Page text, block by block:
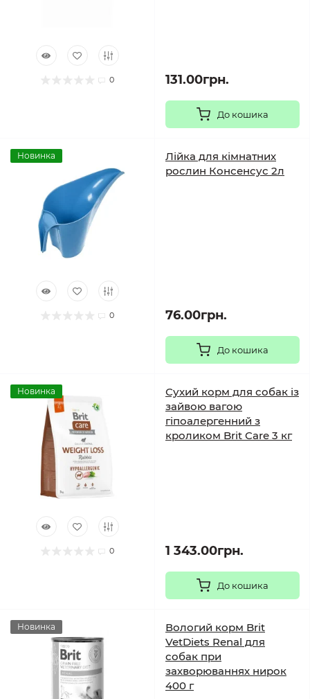
0 131.00грн.
До кошика
Новинка
0
Лійка для кімнатних
рослин Консенсус 2л
76.00грн.
До кошика
Новинка
0
Сухий корм для собак із
зайвою вагою
гіпоалергенний з
кроликом Brit Care 3 кг
1 343.00грн.
До кошика
Новинка
Вологий корм Brit
VetDiets Renal для
собак при
захворюваннях нирок
400 г